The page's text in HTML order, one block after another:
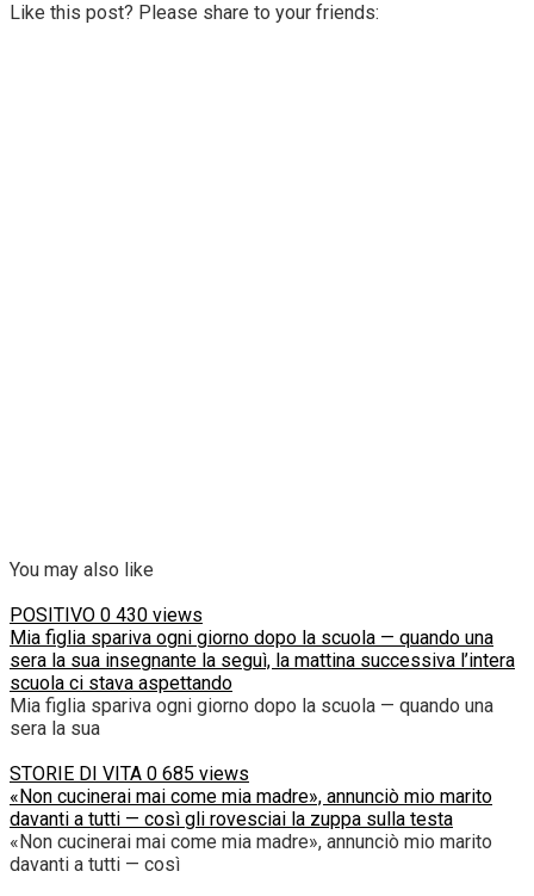
Like this post? Please share to your friends:
You may also like
POSITIVO 0 430 views
Mia figlia spariva ogni giorno dopo la scuola — quando una
sera la sua insegnante la seguì, la mattina successiva l’intera
scuola ci stava aspettando
Mia figlia spariva ogni giorno dopo la scuola — quando una
sera la sua
STORIE DI VITA 0 685 views
«Non cucinerai mai come mia madre», annunciò mio marito
davanti a tutti — così gli rovesciai la zuppa sulla testa
«Non cucinerai mai come mia madre», annunciò mio marito
davanti a tutti — così